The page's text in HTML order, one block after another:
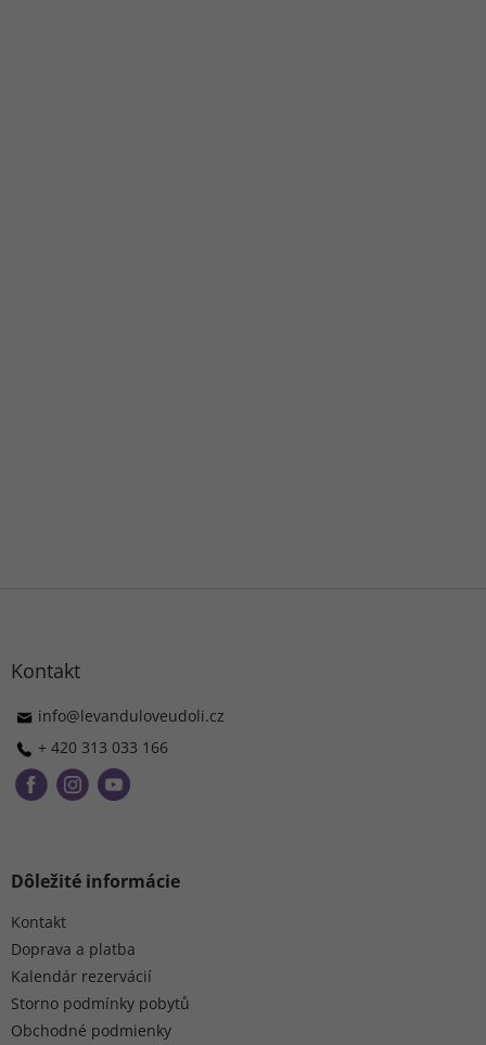
Kontakt
info@levanduloveudoli.cz
+ 420 313 033 166
Dôležité informácie
Kontakt
Doprava a platba
Kalendár rezervácií
Storno podmínky pobytů
Obchodné podmienky